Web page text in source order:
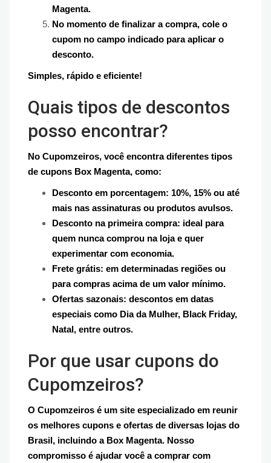
Magenta.
No momento de finalizar a compra, cole o
cupom no campo indicado para aplicar o
desconto.
Simples, rápido e eficiente!
Quais tipos de descontos
posso encontrar?
No Cupomzeiros, você encontra diferentes tipos
de cupons Box Magenta, como:
Desconto em porcentagem: 10%, 15% ou até
mais nas assinaturas ou produtos avulsos.
Desconto na primeira compra: ideal para
quem nunca comprou na loja e quer
experimentar com economia.
Frete grátis: em determinadas regiões ou
para compras acima de um valor mínimo.
Ofertas sazonais: descontos em datas
especiais como Dia da Mulher, Black Friday,
Natal, entre outros.
Por que usar cupons do
Cupomzeiros?
O Cupomzeiros é um site especializado em reunir
os melhores cupons e ofertas de diversas lojas do
Brasil, incluindo a Box Magenta. Nosso
compromisso é ajudar você a comprar com